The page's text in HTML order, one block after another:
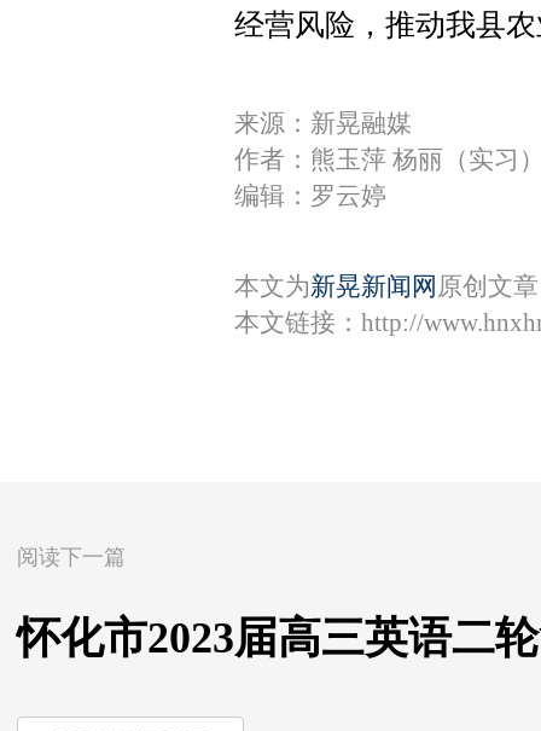
经营风险，推动我县
来源：新晃融媒
作者：熊玉萍 杨丽（实习
编辑：罗云婷
本文为新晃新闻网 原创文
本文链接： http://
阅读下一篇
怀化市2023届高三英语二